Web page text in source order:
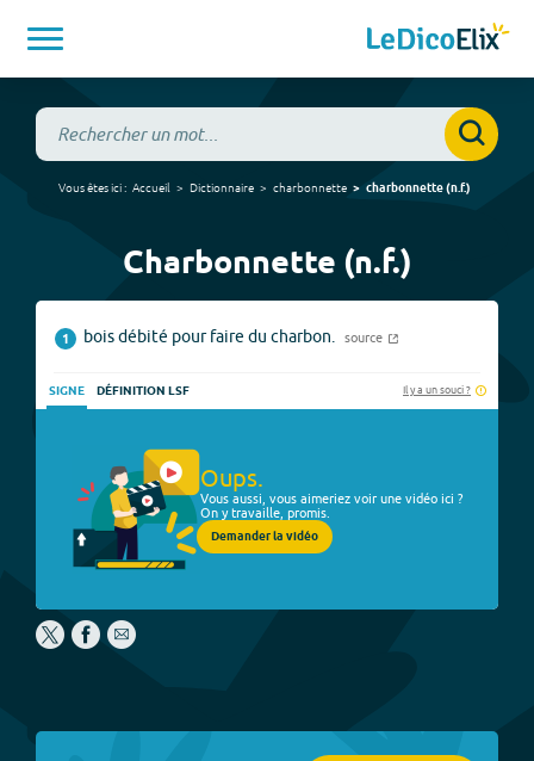
Vous êtes ici : Accueil Dictionnaire charbonnette charbonnette(n.f.)
Charbonnette (n.f.)
1 bois débité pour faire du charbon. source
SIGNE DÉFINITION LSF Il y a un souci ?
Oups.
Vous aussi, vous aimeriez voir une vidéo ici ?
On y travaille, promis.
Demander la vidéo